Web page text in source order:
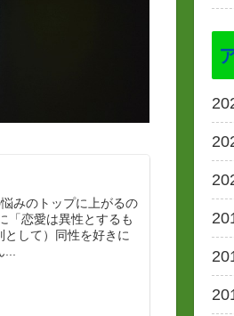
みのトップに上がるの
して）同性を好きに